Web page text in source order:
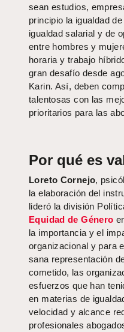
sean estudios,
principio la igualdad
igualdad salarial y de
entre hombres y
horaria y trabajo
gran desafío desde
Karin. Así, deben
talentosas con las
prioritarios para las
Por qué es
Loreto Cornejo,
la elaboración del
lideró la división
Equidad de Género
la importancia y el
organizacional y para
sana representación
cometido, las
esfuerzos que han
en materias de
velocidad y alcance
profesionales